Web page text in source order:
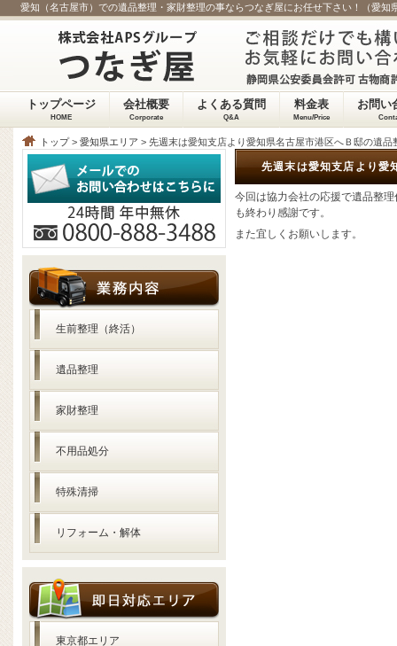
愛知（名古屋市）での遺品整理・家財整理の事ならつなぎ屋にお任せ下さい！（愛知
トップページ
HOME
会社概要
Corporate
よくある質問
Q&A
料金表
Menu/Price
お問い
トップ> 愛知県エリア > 先週末は愛知支店より愛知県名古屋市港区へＢ邸の遺
先週末は愛知支店より愛
今回は協力会社の応援で遺品整
も終わり感謝です。
また宜しくお願いします。
生前整理（終活）
遺品整理
家財整理
不用品処分
特殊清掃
リフォーム・解体
東京都エリア